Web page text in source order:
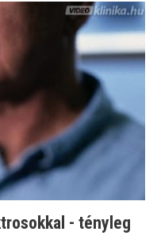
- tényleg